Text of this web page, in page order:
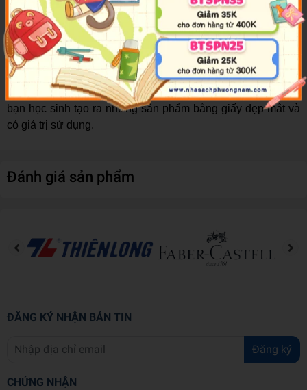
- Có mùi dễ chịu, không gắt do làm từ các thành phần thiên
nhiên, an toàn tuyệt đối với người sử dụng. Trong trường
hợp bạn bị keo dính vào vùng da hay vùng mắt thì chỉ cần
rửa lại bằng nước sạch.
- Được xem như một dụng cụ không thể thiếu của học sinh.
Nó chính là người đồng hành, công cụ gián tiếp giúp các
bạn học sinh tạo ra những sản phẩm bằng giấy đẹp mắt và
có giá trị sử dụng.
Đánh giá sản phẩm
ĐĂNG KÝ NHẬN BẢN TIN
Đăng ký
CHỨNG NHẬN